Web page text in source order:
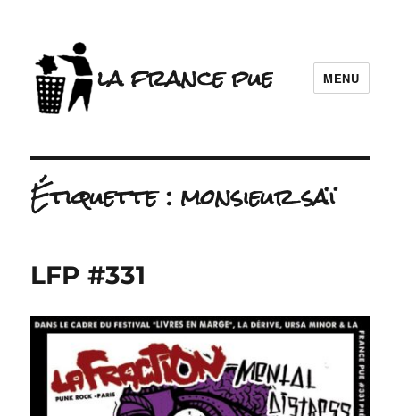
la france pue MENU
Étiquette : monsieur saï
LFP #331